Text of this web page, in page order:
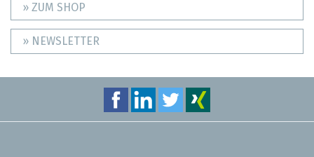
» ZUM SHOP
» NEWSLETTER